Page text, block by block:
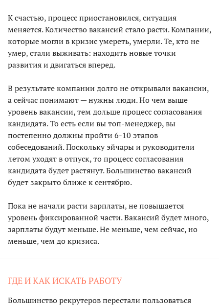
К счастью, процесс приостановился, ситуация
меняется. Количество вакансий стало расти. Компании,
которые могли в кризис умереть, умерли. Те, кто не
умер, стали выживать: находить новые точки
развития и двигаться вперед.
В результате компании долго не открывали вакансии,
а сейчас понимают — нужны люди. Но чем выше
уровень вакансии, тем дольше процесс согласования
кандидата. То есть если вы топ-менеджер, вы
постепенно должны пройти 6-10 этапов
собеседований. Поскольку эйчары и руководители
летом уходят в отпуск, то процесс согласования
кандидата будет растянут. Большинство вакансий
будет закрыто ближе к сентябрю.
Пока не начали расти зарплаты, не повышается
уровень фиксированной части. Вакансий будет много,
зарплаты будут меньше. Не меньше, чем сейчас, но
меньше, чем до кризиса.
ГДЕ И КАК ИСКАТЬ РАБОТУ
Большинство рекрутеров перестали пользоваться